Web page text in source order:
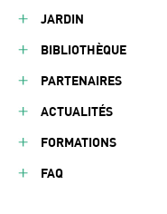
JARDIN
BIBLIOTHÈQUE
PARTENAIRES
ACTUALITÉS
FORMATIONS
FAQ